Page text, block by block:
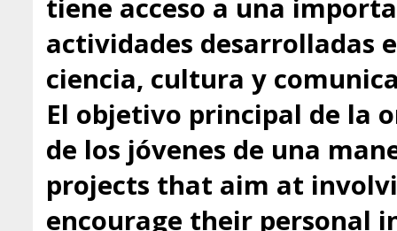
tiene acceso a una
actividades desarrolladas
ciencia, cultura y
El objetivo principal de la
de los jóvenes de una
projects that aim at
encourage their personal